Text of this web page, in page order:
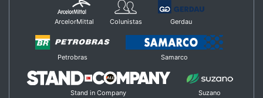
ArcelorMittal Colunistas Gerdau
Petrobras Samarco
Stand in Company Suzano